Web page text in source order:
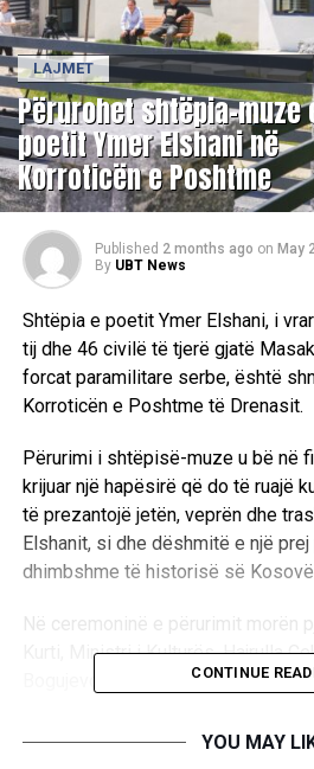
LAJMET
Përurohet shtëpia-muze
poetit Ymer Elshani në
Korroticën e Poshtme
Published 2 months ago on May
By UBT News
Shtëpia e poetit Ymer Elshani, i
tij dhe 46 civilë të tjerë gjatë
forcat paramilitare serbe, është
Korroticën e Poshtme të Drenasit.
Përurimi i shtëpisë-muze u bë në
krijuar një hapësirë që do të ruajë
të prezantojë jetën, veprën dhe
Elshanit, si dhe dëshmitë e një
dhimbshme të historisë së
Në ceremoninë e përurimit morën
Kurti, Ministri i Kulturës, Hajrulla
Bogujevci dhe zyrtarë të tjerë
Shtëpia-muze pritet të shërbejë si
CONTINUE
YOU MAY